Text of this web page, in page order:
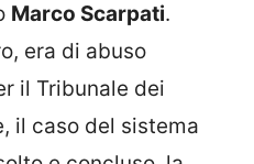
Marco Scarpati.
era di abuso
il Tribunale dei
il caso del sistema